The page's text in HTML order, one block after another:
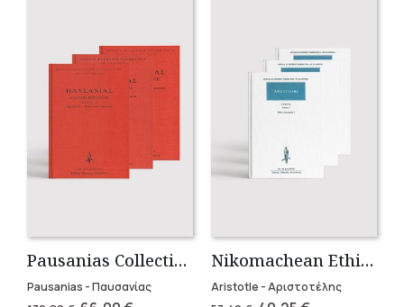
Pausanias Collection – Hardbound (3 volumes)
Pausanias - Παυσανίας
Nikomachean Ethics (3 volumes)
Aristotle - Αριστοτέλης